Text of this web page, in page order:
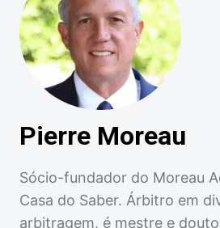
Pierre Moreau
Sócio-fundador do Moreau
Casa do Saber. Árbitro em
arbitragem, é mestre e